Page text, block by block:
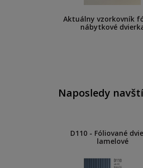
Aktuálny vzorkovník
nábytkové
Naposledy
D110 - Fóliované
lamelové